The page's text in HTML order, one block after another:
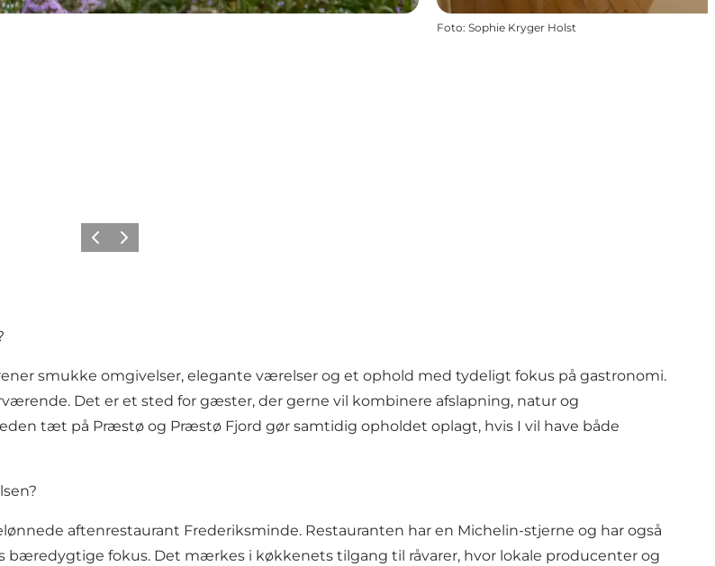
Foto: Sophie Kryger Holst
ForrigeNæste
smukke omgivelser, elegante værelser og et ophold med tydeligt fokus på gastronomi.
Det er et sted for gæster, der gerne vil kombinere afslapning, natur og
tæt på Præstø og Præstø Fjord gør samtidig opholdet oplagt, hvis I vil have både
aftenrestaurant Frederiksminde. Restauranten har en Michelin-stjerne og har også
fokus. Det mærkes i køkkenets tilgang til råvarer, hvor lokale producenter og